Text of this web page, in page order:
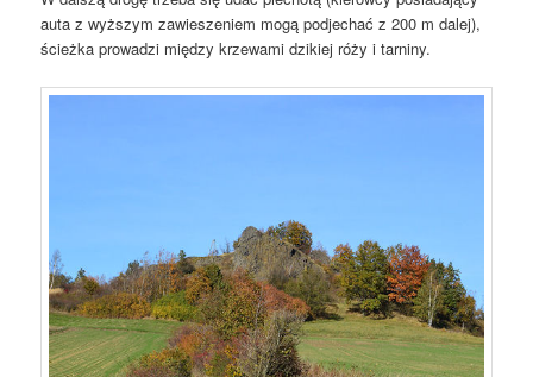
auta z wyższym zawieszeniem mogą podjechać z 200 m dalej),
ścieżka prowadzi między krzewami dzikiej róży i tarniny.